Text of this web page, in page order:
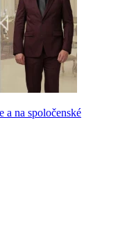
a na spoločenské